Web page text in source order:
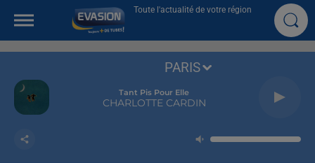
Toute l'actualité de votre région
Tant Pis Pour Elle
CHARLOTTE CARDIN
PARIS